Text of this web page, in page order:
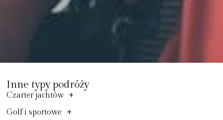
Inne typy podróży
Czarter jachtów +
Golf i sportowe +